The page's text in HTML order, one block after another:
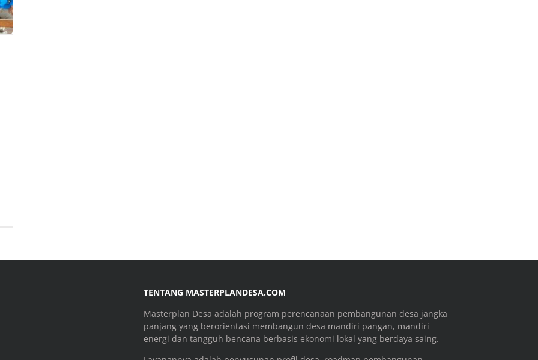
TENTANG MASTERPLANDESA.COM
Masterplan Desa adalah program perencanaan pembangunan desa jangka
panjang yang berorientasi membangun desa mandiri pangan, mandiri
energi dan tangguh bencana berbasis ekonomi lokal yang berdaya saing.